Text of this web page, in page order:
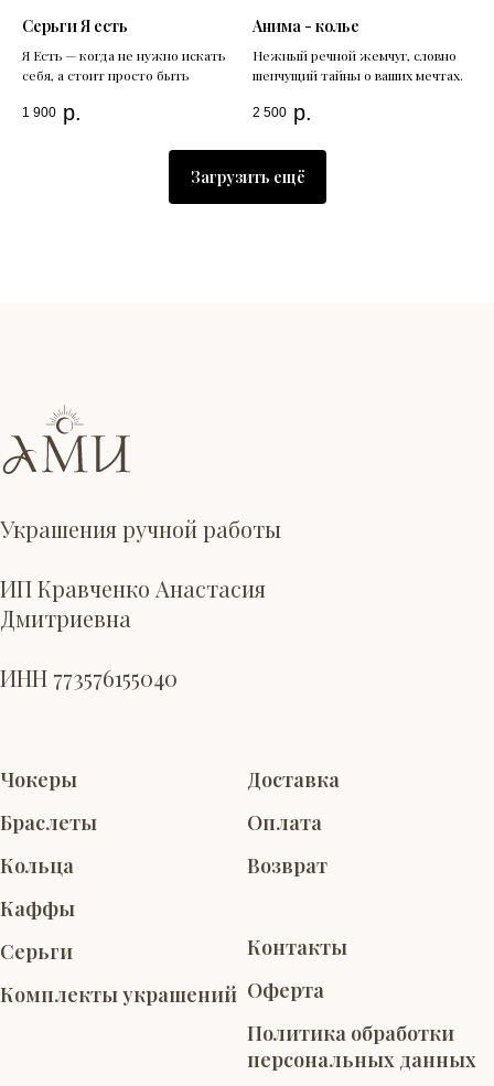
Серьги Я есть
Я Есть — когда не нужно искать
себя, а стоит просто быть
1 900 р.
Анима - колье
Нежный речной жемчуг, словно
шепчущий тайны о ваших мечтах.
2 500 р.
Загрузить ещё
Украшения ручной работы
ИП Кравченко Анастасия
Дмитриевна
ИНН 773576155040
Чокеры
Браслеты
Кольца
Каффы
Серьги
Комплекты украшений
Доставка
Оплата
Возврат
Контакты
Оферта
Политика обработки
персональных данных